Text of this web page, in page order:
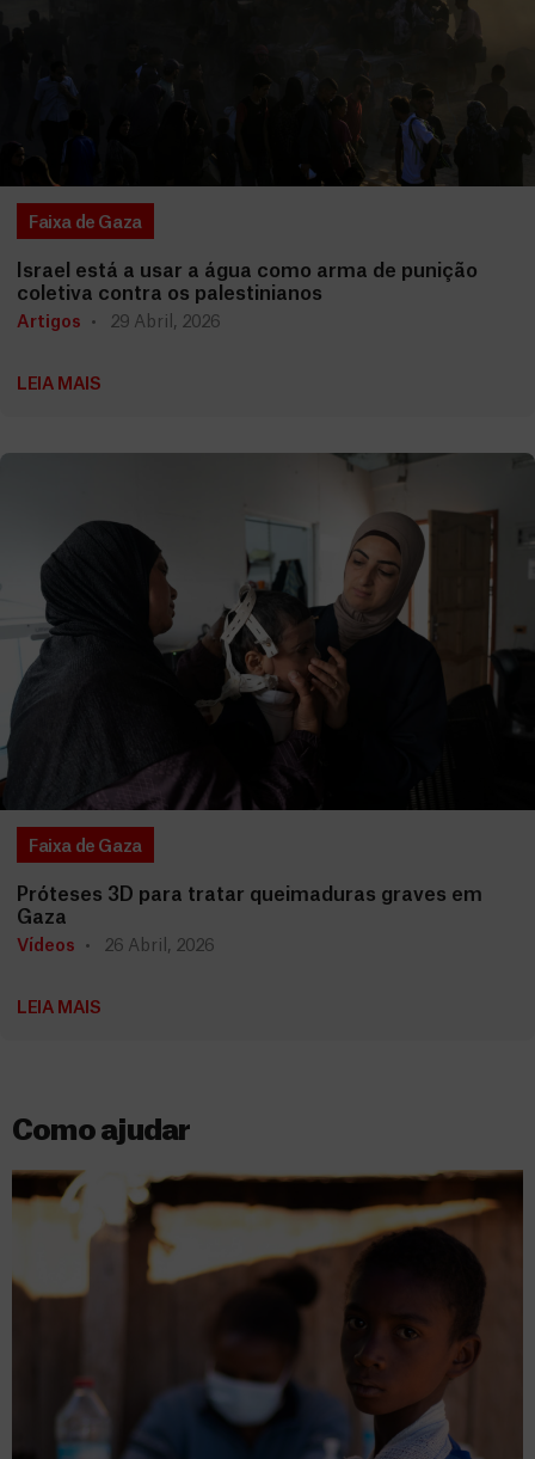
Faixa de Gaza
Israel está a usar a água como arma de punição
coletiva contra os palestinianos
Artigos 29 Abril, 2026
LEIA MAIS
Faixa de Gaza
Próteses 3D para tratar queimaduras graves em
Gaza
Vídeos 26 Abril, 2026
LEIA MAIS
Como ajudar